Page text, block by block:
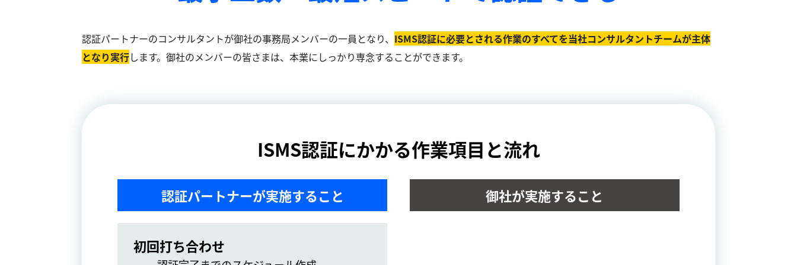
認証パートナーのコンサルタントが御社の事務局メンバーの一員となり、 ISMS認証に必要とされる作業のすべてを当社コンサルタントチームが主体
となり実⾏します。御社のメンバーの皆さまは、本業にしっかり専念することができます。
ISMS認証にかかる作業項目と流れ
認証パートナーが実施すること 御社が実施すること
初回打ち合わせ